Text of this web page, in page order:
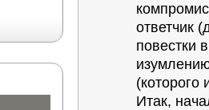
ответчик
повестки
Итак,